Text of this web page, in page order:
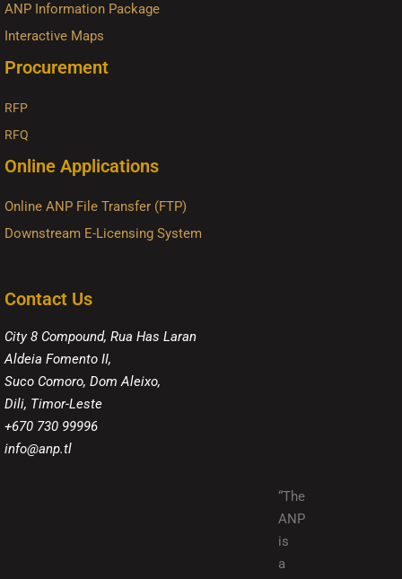
ANP Information Package
Interactive Maps
Procurement
RFP
RFQ
Online Applications
Online ANP File Transfer (FTP)
Downstream E-Licensing System
Contact Us
City 8 Compound, Rua Has Laran
Aldeia Fomento II,
Suco Comoro, Dom Aleixo,
Dili, Timor-Leste
+670 730 99996
info@anp.tl
“The
ANP
is
a